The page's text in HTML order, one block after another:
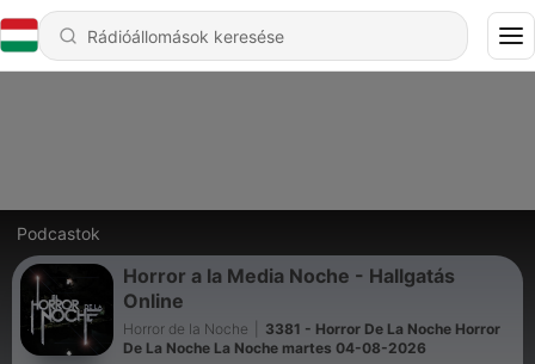
Podcastok
Horror a la Media Noche - Hallgatás
Online
Horror de la Noche
3381 - Horror De La Noche Horror
De La Noche La Noche martes 04-08-2026